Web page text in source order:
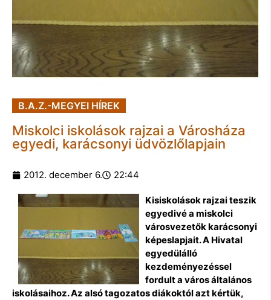
B.A.Z.-MEGYEI HÍREK
Miskolci iskolások rajzai a Városháza
egyedi, karácsonyi üdvözlőlapjain
2012. december 6. 22:44
Kisiskolások rajzai teszik
egyedivé a miskolci
városvezetők karácsonyi
képeslapjait. A Hivatal
egyedülálló
kezdeményezéssel
fordult a város általános
iskolásaihoz. Az alsó tagozatos diákoktól azt kértük,